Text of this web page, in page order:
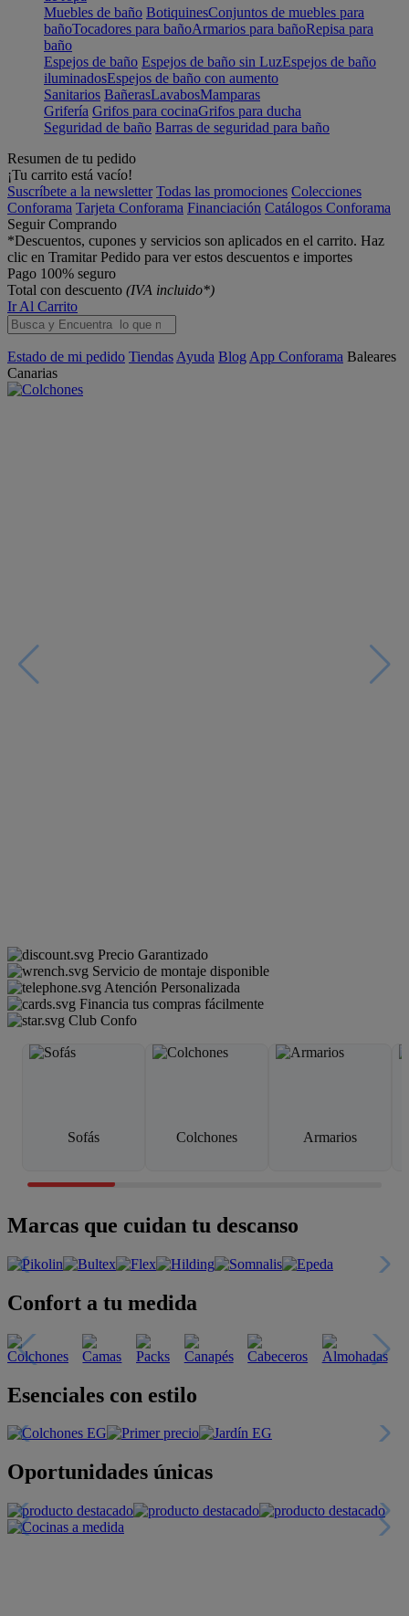
Muebles de baño BotiquinesConjuntos de muebles para
bañoTocadores para bañoArmarios para bañoRepisa para
baño
Espejos de baño Espejos de baño sin LuzEspejos de baño
iluminadosEspejos de baño con aumento
Sanitarios BañerasLavabosMamparas
Grifería Grifos para cocinaGrifos para ducha
Seguridad de baño Barras de seguridad para baño
Resumen de tu pedido
¡Tu carrito está vacío!
Suscríbete a la newsletter Todas las promociones Colecciones
Conforama Tarjeta Conforama Financiación Catálogos Conforama
Seguir Comprando
*Descuentos, cupones y servicios son aplicados en el carrito. Haz
clic en Tramitar Pedido para ver estos descuentos e importes
Pago 100% seguro
Total con descuento (IVA incluido*)
Ir Al Carrito
Estado de mi pedido Tiendas Ayuda Blog App Conforama Baleares
Canarias
Precio Garantizado
Servicio de montaje disponible
Atención Personalizada
Financia tus compras fácilmente
Club Confo
Sofás Colchones Armarios
Marcas que cuidan tu descanso
Confort a tu medida
Esenciales con estilo
Oportunidades únicas